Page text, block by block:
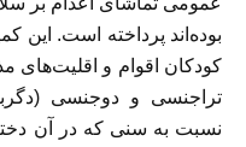
بوده‌اند پرداخته است. این
کودکان اقوام و اقلیت‌های
تراجنسی و دوجنسی
نسبت به سنی که در آن